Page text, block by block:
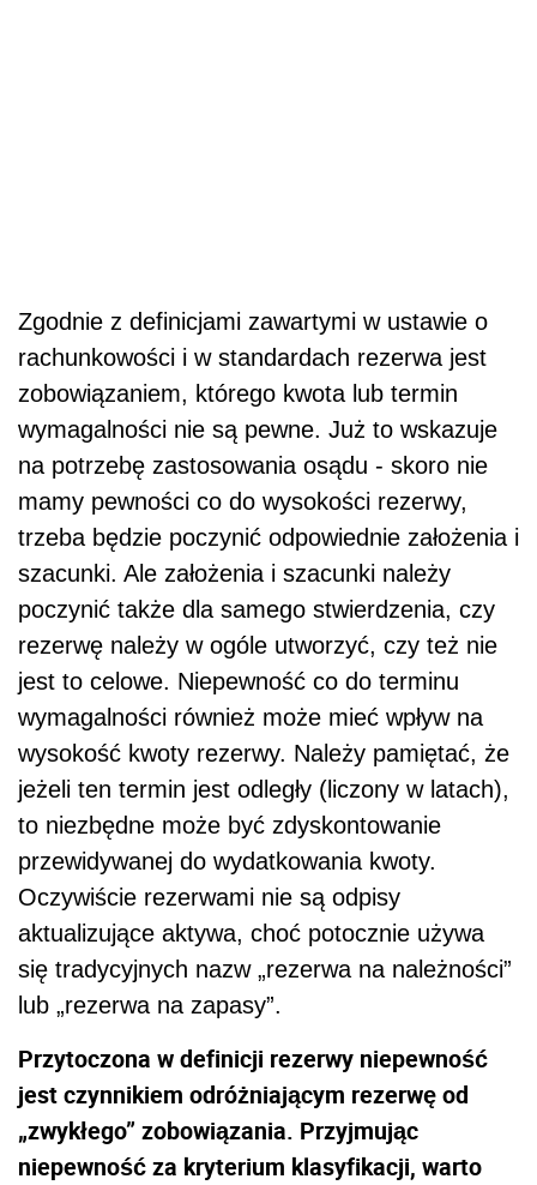
Zgodnie z definicjami zawartymi w ustawie o
rachunkowości i w standardach rezerwa jest
zobowiązaniem, którego kwota lub termin
wymagalności nie są pewne. Już to wskazuje
na potrzebę zastosowania osądu - skoro nie
mamy pewności co do wysokości rezerwy,
trzeba będzie poczynić odpowiednie założenia i
szacunki. Ale założenia i szacunki należy
poczynić także dla samego stwierdzenia, czy
rezerwę należy w ogóle utworzyć, czy też nie
jest to celowe. Niepewność co do terminu
wymagalności również może mieć wpływ na
wysokość kwoty rezerwy. Należy pamiętać, że
jeżeli ten termin jest odległy (liczony w latach),
to niezbędne może być zdyskontowanie
przewidywanej do wydatkowania kwoty.
Oczywiście rezerwami nie są odpisy
aktualizujące aktywa, choć potocznie używa
się tradycyjnych nazw „rezerwa na należności”
lub „rezerwa na zapasy”.
Przytoczona w definicji rezerwy niepewność
jest czynnikiem odróżniającym rezerwę od
„zwykłego” zobowiązania. Przyjmując
niepewność za kryterium klasyfikacji, warto